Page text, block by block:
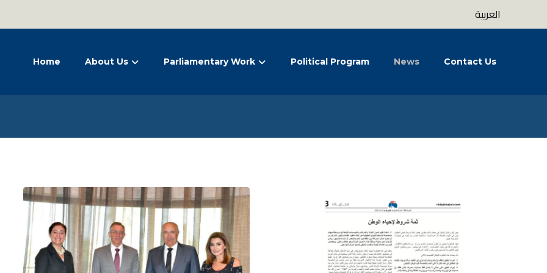
العربية
Home About Us Parliamentary Work Political Program News Contact Us